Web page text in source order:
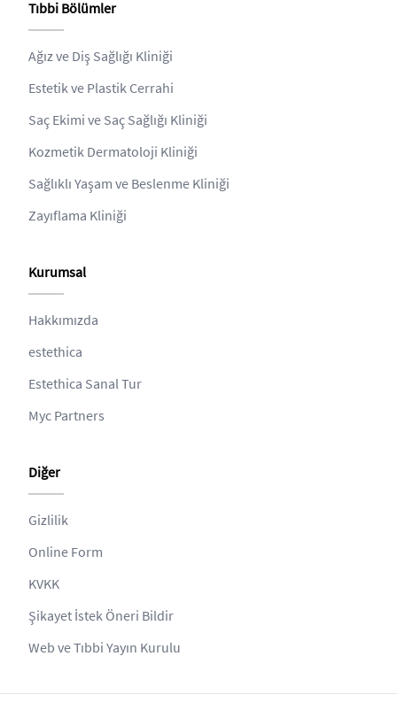
Tıbbi Bölümler
Ağız ve Diş Sağlığı Kliniği
Estetik ve Plastik Cerrahi
Saç Ekimi ve Saç Sağlığı Kliniği
Kozmetik Dermatoloji Kliniği
Sağlıklı Yaşam ve Beslenme Kliniği
Zayıflama Kliniği
Kurumsal
Hakkımızda
estethica
Estethica Sanal Tur
Myc Partners
Diğer
Gizlilik
Online Form
KVKK
Şikayet İstek Öneri Bildir
Web ve Tıbbi Yayın Kurulu